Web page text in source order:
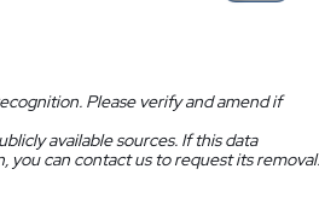
Please verify and amend if
available sources. If this data
you can contact us to request its removal.